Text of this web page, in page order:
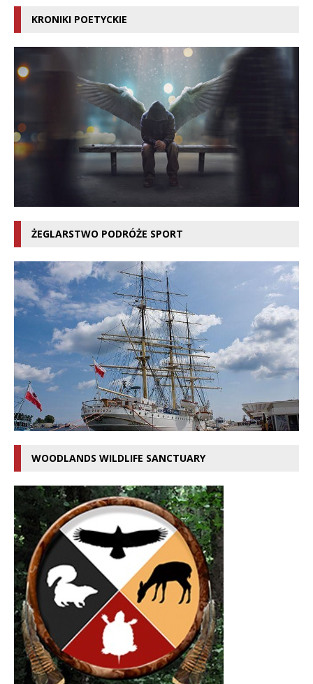
KRONIKI POETYCKIE
ŻEGLARSTWO PODRÓŻE SPORT
WOODLANDS WILDLIFE SANCTUARY